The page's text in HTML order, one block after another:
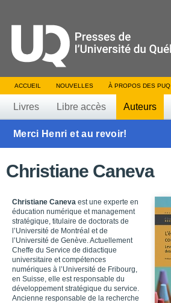
ACCUEIL NOUVELLES À PROPOS DES PUQ
Livres Libre accès Auteurs
Merci Henri et au revoir!
Christiane Caneva
Christiane Caneva est une experte en
éducation numérique et management
stratégique, titulaire de doctorats de
l’Université de Montréal et de
l’Université de Genève. Actuellement
Cheffe du Service de didactique
universitaire et compétences
numériques à l’Université de Fribourg,
en Suisse, elle est responsable du
développement stratégique du service.
Ancienne responsable de la recherche